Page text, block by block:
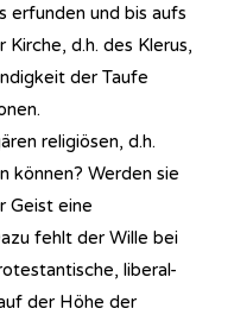
erfunden und bis aufs
d.h. des Klerus,
der Taufe
religiösen, d.h.
können? Werden sie
Geist eine
fehlt der Wille bei
liberal-
der Höhe der